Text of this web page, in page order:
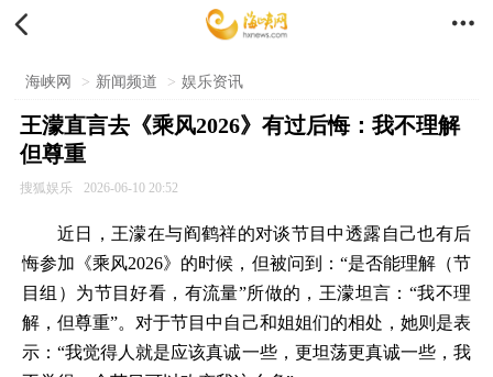
 
海峡网 > 新闻频道 > 娱乐资讯
王濛直言去《乘风2026》有过后悔：我不理解
但尊重
搜狐娱乐 2026-06-10 20:52
近日，王濛在与阎鹤祥的对谈节目中透露自己也有后
悔参加《乘风2026》的时候，但被问到：“是否能理解（节
目组）为节目好看，有流量”所做的，王濛坦言：“我不理
解，但尊重”。对于节目中自己和姐姐们的相处，她则是表
示：“我觉得人就是应该真诚一些，更坦荡更真诚一些，我